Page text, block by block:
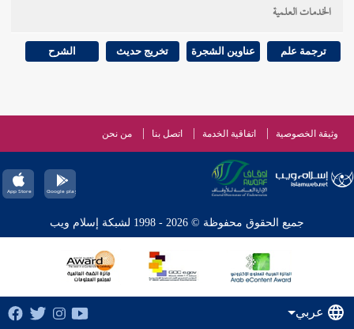
الخدمات العلمية
ترجمة علم عناوين الشجرة تخريج حديث الشرح
وثيقة الخصوصية اتفاقية الخدمة اتصل بنا من نحن
جميع الحقوق محفوظة © 2026 - 1998 لشبكة إسلام ويب
عربي